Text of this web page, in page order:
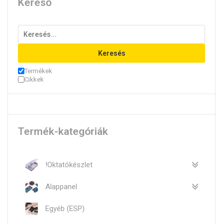
Kereső
Keresés
Termékek
Cikkek
Termék-kategóriák
!Oktatókészlet
Alappanel
Egyéb (ESP)